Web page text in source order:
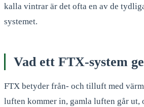
kalla vintrar är det ofta en av de
systemet.
Vad ett FTX-system
FTX betyder från- och tilluft med
luften kommer in, gamla luften går ut,